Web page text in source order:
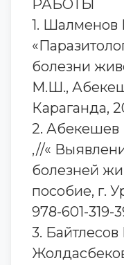
РАБОТЫ
1.
болезни
М.Ш.,
Караганда,
2.
,//«
болезней
пособие, г.
978-601-319-
3.